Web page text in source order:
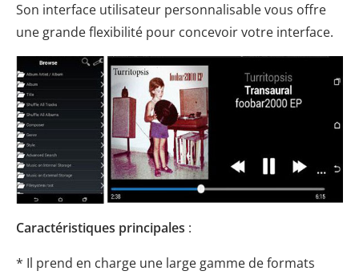
Son interface utilisateur personnalisable vous offre
une grande flexibilité pour concevoir votre interface.
Caractéristiques principales :
* Il prend en charge une large gamme de formats